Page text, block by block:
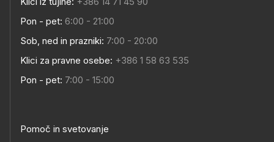
Pon - pet: 6:00 - 21:00
Sob, ned in prazniki: 7:00 - 20:00
Klici za pravne osebe: +386 1 58 63 535
Pon - pet: 7:00 - 15:00
Pomoč in svetovanje